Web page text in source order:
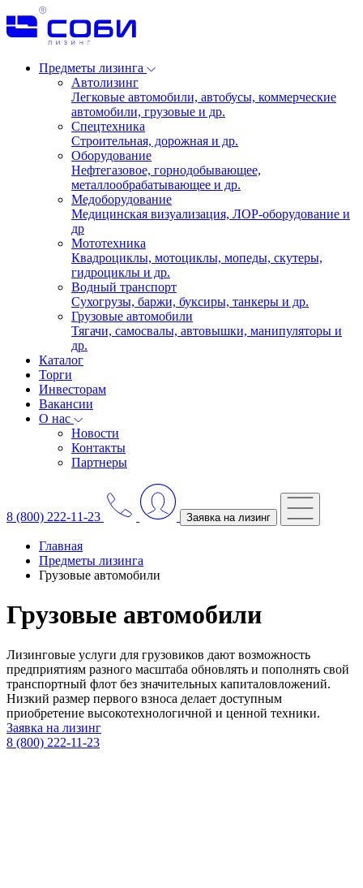
Предметы лизинга
Автолизинг
Легковые автомобили, автобусы, коммерческие
автомобили, грузовые и др.
Спецтехника
Строительная, дорожная и др.
Оборудование
Нефтегазовое, горнодобывающее,
металлообрабатывающее и др.
Медоборудование
Медицинская визуализация, ЛОР-оборудование и
др
Мототехника
Квадроциклы, мотоциклы, мопеды, скутеры,
гидроциклы и др.
Водный транспорт
Сухогрузы, баржи, буксиры, танкеры и др.
Грузовые автомобили
Тягачи, самосвалы, автовышки, манипуляторы и
др.
Каталог
Торги
Инвесторам
Вакансии
О нас
Новости
Контакты
Партнеры
8 (800) 222-11-23 Заявка на лизинг
Главная
Предметы лизинга
Грузовые автомобили
Грузовые автомобили
Лизинговые услуги для грузовиков дают возможность
предприятиям разного масштаба обновлять и пополнять свой
транспортный флот без значительных капиталовложений.
Низкий размер первого взноса делает доступным
приобретение высокотехнологичной и ценной техники.
Заявка на лизинг
8 (800) 222-11-23